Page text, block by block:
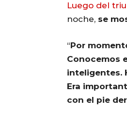
Luego del
noche, se
“Por
Conocemos
inteligentes.
Era
con el pie